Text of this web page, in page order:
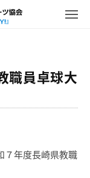
メ
職員卓球大
７年度長崎県教職
ュ
ー